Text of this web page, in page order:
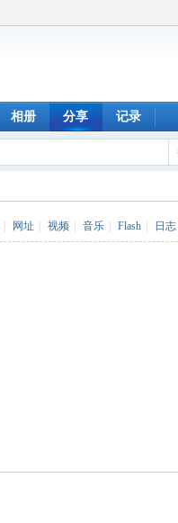
相册 分享 记录
网址 视频 音乐 Flash 日志